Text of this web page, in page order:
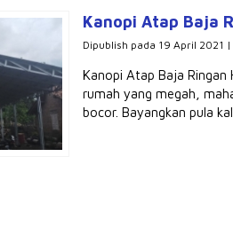
Kanopi Atap Baja
Dipublish pada 19 April 2021
Kanopi Atap Baja Ringan
rumah yang megah,
bocor. Bayangkan pula